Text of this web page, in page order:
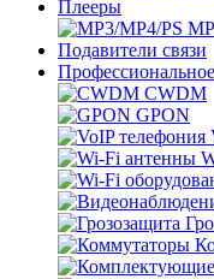
Плееры
Подавители связи
CWDM
GPON